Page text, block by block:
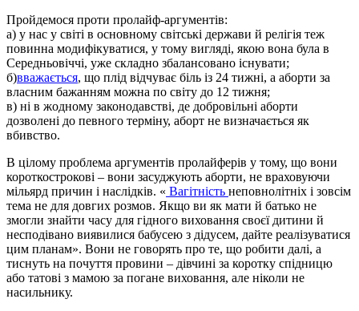
Пройдемося проти пролайф-аргументів:
а) у нас у світі в основному світські держави й релігія теж
повинна модифікуватися, у тому вигляді, якою вона була в
Середньовіччі, уже складно збалансовано існувати;
б)вважається, що плід відчуває біль із 24 тижні, а аборти за
власним бажанням можна по світу до 12 тижня;
в) ні в жодному законодавстві, де добровільні аборти
дозволені до певного терміну, аборт не визначається як
вбивство.
В цілому проблема аргументів пролайферів у тому, що вони
короткострокові – вони засуджують аборти, не враховуючи
мільярд причин і наслідків. « Вагітність неповнолітніх і зовсім
тема не для довгих розмов. Якщо ви як мати й батько не
змогли знайти часу для гідного виховання своєї дитини й
несподівано виявилися бабусею з дідусем, дайте реалізуватися
цим планам». Вони не говорять про те, що робити далі, а
тиснуть на почуття провини – дівчині за коротку спідницю
або татові з мамою за погане виховання, але ніколи не
насильнику.